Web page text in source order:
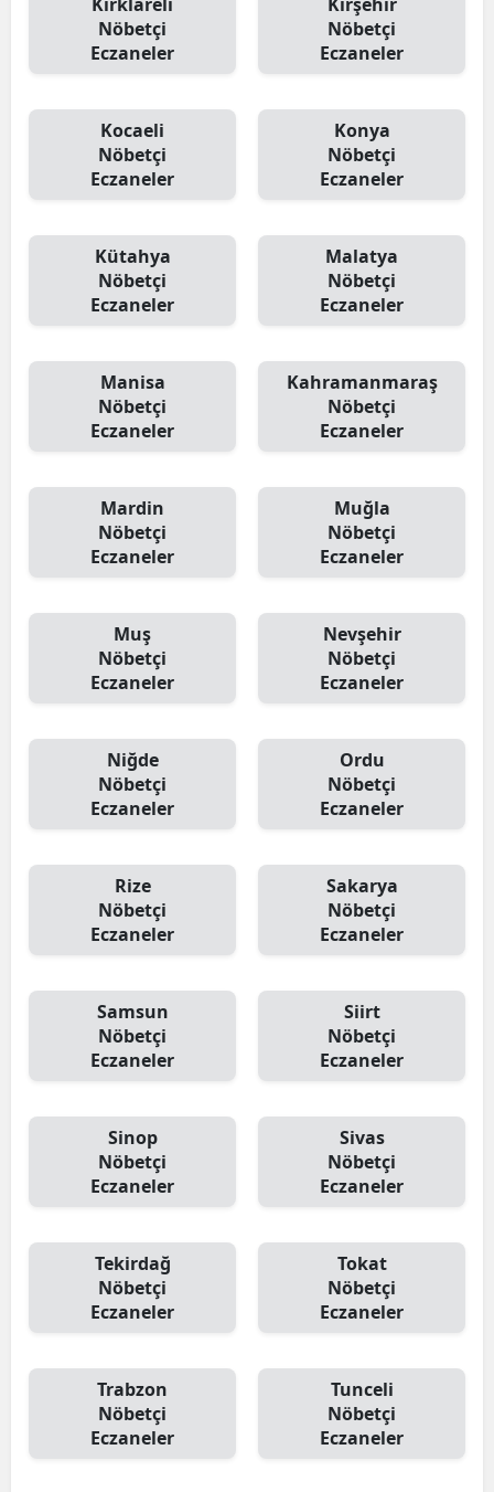
Nöbetçi
Eczaneler
Nöbetçi
Eczaneler
Kocaeli
Nöbetçi
Eczaneler
Konya
Nöbetçi
Eczaneler
Kütahya
Nöbetçi
Eczaneler
Malatya
Nöbetçi
Eczaneler
Manisa
Nöbetçi
Eczaneler
Kahramanmaraş
Nöbetçi
Eczaneler
Mardin
Nöbetçi
Eczaneler
Muğla
Nöbetçi
Eczaneler
Muş
Nöbetçi
Eczaneler
Nevşehir
Nöbetçi
Eczaneler
Niğde
Nöbetçi
Eczaneler
Ordu
Nöbetçi
Eczaneler
Rize
Nöbetçi
Eczaneler
Sakarya
Nöbetçi
Eczaneler
Samsun
Nöbetçi
Eczaneler
Siirt
Nöbetçi
Eczaneler
Sinop
Nöbetçi
Eczaneler
Sivas
Nöbetçi
Eczaneler
Tekirdağ
Nöbetçi
Eczaneler
Tokat
Nöbetçi
Eczaneler
Trabzon
Nöbetçi
Eczaneler
Tunceli
Nöbetçi
Eczaneler